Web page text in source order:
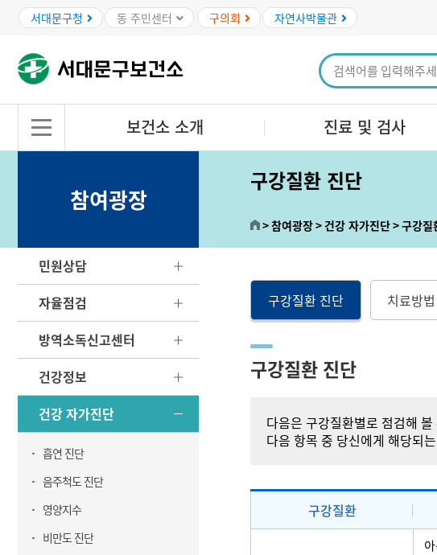
본문바로가기
서대문구청 동 주민센터 구의회 자연사박물관
보건소 소개 진료 및 검사
참여광장
민원상담
자율점검
방역소독신고센터
건강정보
건강 자가진단
흡연 진단
음주척도 진단
영양지수
비만도 진단
구강질환 진단
참여광장 건강 자가진단 구강질
구강질환 진단 치료방법
구강질환 진단
다음은 구강질환별로 점검해
다음 항목 중 당신에게 해당되
구강질환